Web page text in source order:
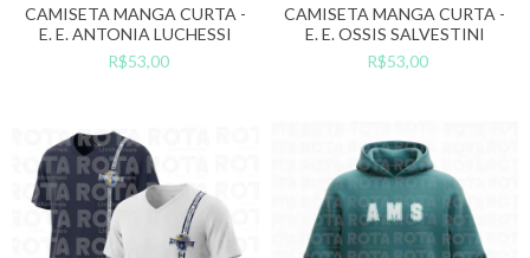
CAMISETA MANGA CURTA -
E. E. ANTONIA LUCHESSI
R$53,00
CAMISETA MANGA CURTA -
E. E. OSSIS SALVESTINI
R$53,00